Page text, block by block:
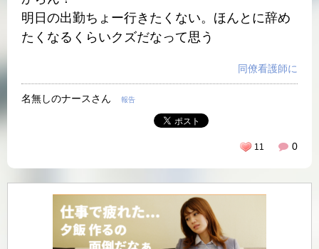
明日の出勤ちょー行きたくない。ほんとに辞め
たくなるくらいクズだなって思う
同僚看護師に
名無しのナースさん 報告
0
11